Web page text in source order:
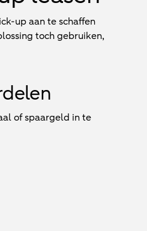
up aan te schaffen
toch gebruiken,
of spaargeld in te